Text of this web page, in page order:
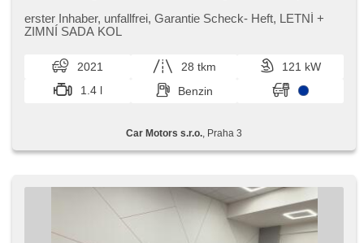
Seitenscheiben, El. Spiegel, Zentralverriegelung mit
Funkfernbedienung, Sportsitze, Reifendrucksensor,
erster Inhaber,​ unfallfrei,​ Garantie Scheck​- Heft,​ LETNÍ ​+
ZIMNÍ SADA KOL
2021 28 tkm
121 kW
1.4 l
Benzin
Car Motors s.r.o. , Praha 3